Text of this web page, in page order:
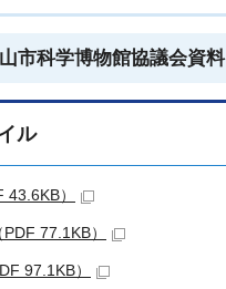
市科学博物館協議会資料
ル
43.6KB）
77.1KB）
97.1KB）